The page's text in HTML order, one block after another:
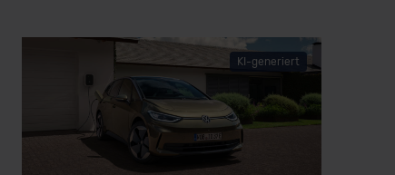
KI-generiert